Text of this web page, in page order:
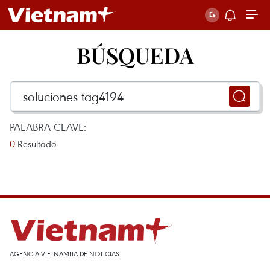
BÚSQUEDA
PALABRA CLAVE:
0 Resultado
AGENCIA VIETNAMITA DE NOTICIAS